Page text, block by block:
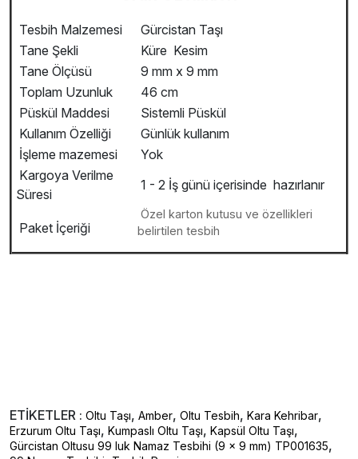
Tesbih Malzemesi
Gürcistan Taşı
Tane Şekli
Küre Kesim
Tane Ölçüsü
9 mm x 9 mm
Toplam Uzunluk
46 cm
Püskül Maddesi
Sistemli Püskül
Kullanım Özelliği
Günlük kullanım
İşleme mazemesi
Yok
Kargoya Verilme
Süresi
1 - 2 İş günü içerisinde hazırlanır
Paket İçeriği
Özel karton kutusu ve özellikleri
belirtilen tesbih
ETİKETLER : Oltu Taşı, Amber, Oltu Tesbih, Kara Kehribar,
Erzurum Oltu Taşı, Kumpaslı Oltu Taşı, Kapsül Oltu Taşı,
Gürcistan Oltusu 99 luk Namaz Tesbihi (9 x 9 mm) TP001635,